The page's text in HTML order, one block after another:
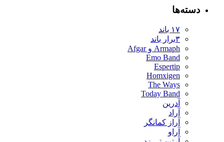
Armaph و Afgar
Emo Band
Espertip
Homxigen
The Ways
Today Band
آراز کمانگر